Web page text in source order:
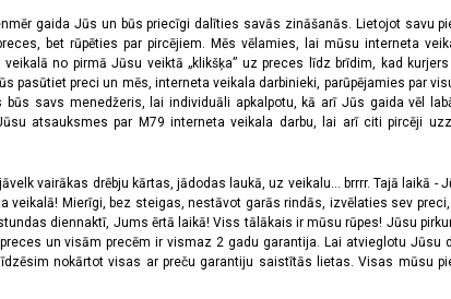
gaida Jūs un būs priecīgi dalīties savās zināšanās. Lietojot savu
bet rūpēties par pircējiem. Mēs vēlamies, lai mūsu interneta
no pirmā Jūsu veiktā „klikšķa” uz preces līdz brīdim, kad
preci un mēs, interneta veikala darbinieki, parūpējamies par
savs menedžeris, lai individuāli apkalpotu, kā arī Jūs gaida vēl
atsauksmes par M79 interneta veikala darbu, lai arī citi pircēji
vairākas drēbju kārtas, jādodas laukā, uz veikalu... brrrr. Tajā laikā -
Mierīgi, bez steigas, nestāvot garās rindās, izvēlaties sev preci,
diennaktī, Jums ērtā laikā! Viss tālākais ir mūsu rūpes! Jūsu
un visām precēm ir vismaz 2 gadu garantija. Lai atvieglotu
nokārtot visas ar preču garantiju saistītās lietas. Visas mūsu